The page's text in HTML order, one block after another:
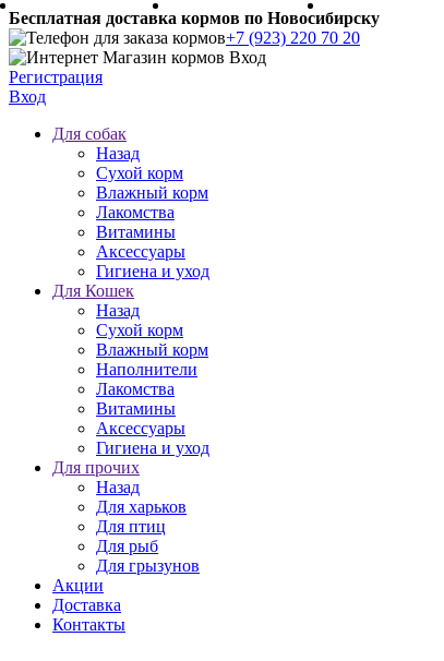
Бесплатная доставка кормов по Новосибирску
+7 (923) 220 70 20
Регистрация
Вход
Для собак
Назад
Сухой корм
Влажный корм
Лакомства
Витамины
Аксессуары
Гигиена и уход
Для Кошек
Назад
Сухой корм
Влажный корм
Наполнители
Лакомства
Витамины
Аксессуары
Гигиена и уход
Для прочих
Назад
Для харьков
Для птиц
Для рыб
Для грызунов
Акции
Доставка
Контакты